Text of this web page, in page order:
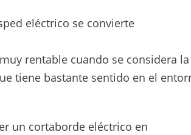
eléctrico se convierte
rentable cuando se considera
tiene bastante sentido en el
un cortaborde eléctrico en